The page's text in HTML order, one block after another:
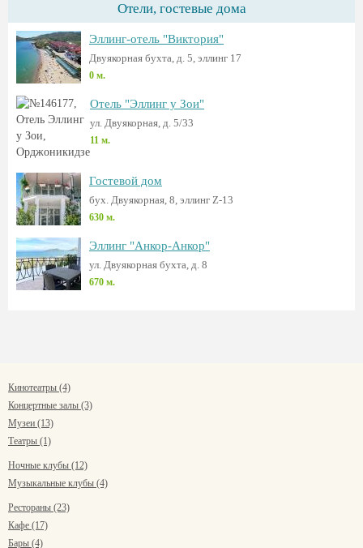
Отели, гостевые дома
Эллинг-отель "Виктория"
Двуякорная бухта, д. 5, эллинг 17
0 м.
Отель "Эллинг у Зои"
ул. Двуякорная, д. 5/33
11 м.
Гостевой дом
бух. Двуякорная, 8, эллинг Z-13
630 м.
Эллинг "Анкор-Анкор"
ул. Двуякорная бухта, д. 8
670 м.
Кинотеатры (4)
Концертные залы (3)
Музеи (13)
Театры (1)
Ночные клубы (12)
Музыкальные клубы (4)
Рестораны (23)
Кафе (17)
Бары (4)